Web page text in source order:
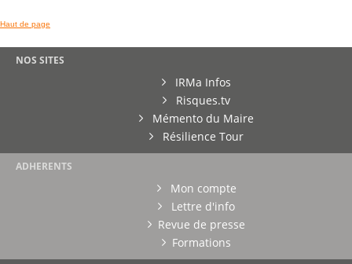
Haut de page
NOS SITES
IRMa Infos
Risques.tv
Mémento du Maire
Résilience Tour
ADHERENTS
Mon compte
Lettre d'info
Revue de presse
Formations